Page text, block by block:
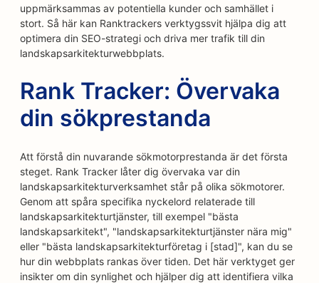
uppmärksammas av potentiella kunder och samhället i
stort. Så här kan Ranktrackers verktygssvit hjälpa dig att
optimera din SEO-strategi och driva mer trafik till din
landskapsarkitekturwebbplats.
Rank Tracker: Övervaka
din sökprestanda
Att förstå din nuvarande sökmotorprestanda är det första
steget. Rank Tracker låter dig övervaka var din
landskapsarkitekturverksamhet står på olika sökmotorer.
Genom att spåra specifika nyckelord relaterade till
landskapsarkitekturtjänster, till exempel "bästa
landskapsarkitekt", "landskapsarkitekturtjänster nära mig"
eller "bästa landskapsarkitekturföretag i [stad]", kan du se
hur din webbplats rankas över tiden. Det här verktyget ger
insikter om din synlighet och hjälper dig att identifiera vilka